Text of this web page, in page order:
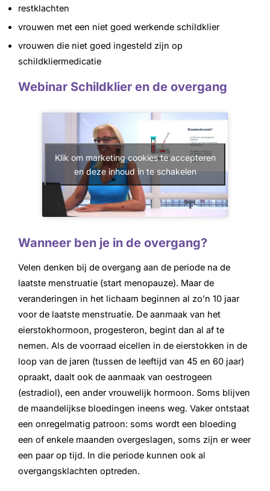
restklachten
vrouwen met een niet goed werkende schildklier
vrouwen die niet goed ingesteld zijn op
schildkliermedicatie
Webinar Schildklier en de overgang
Klik om marketing cookies te accepteren
en deze inhoud in te schakelen
Wanneer ben je in de overgang?
Velen denken bij de overgang aan de periode na de
laatste menstruatie (start menopauze). Maar de
veranderingen in het lichaam beginnen al zo’n 10 jaar
voor de laatste menstruatie. De aanmaak van het
eierstokhormoon, progesteron, begint dan al af te
nemen. Als de voorraad eicellen in de eierstokken in de
loop van de jaren (tussen de leeftijd van 45 en 60 jaar)
opraakt, daalt ook de aanmaak van oestrogeen
(estradiol), een ander vrouwelijk hormoon. Soms blijven
de maandelijkse bloedingen ineens weg. Vaker ontstaat
een onregelmatig patroon: soms wordt een bloeding
een of enkele maanden overgeslagen, soms zijn er weer
een paar op tijd. In die periode kunnen ook al
overgangsklachten optreden.